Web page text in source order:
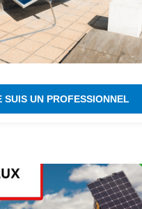
SUIS UN PROFESSIONNEL